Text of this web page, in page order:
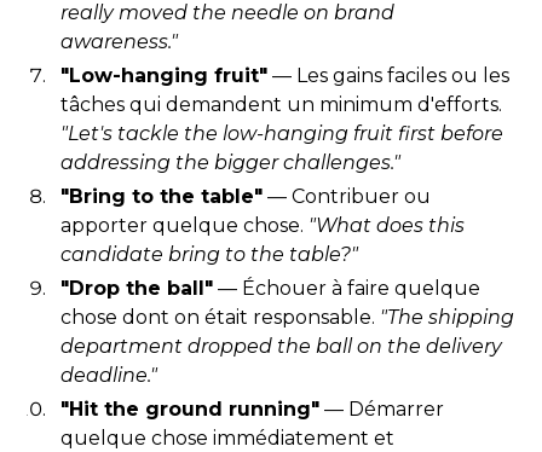
really moved the needle on brand
awareness."
"Low-hanging fruit" — Les gains faciles ou les
tâches qui demandent un minimum d'efforts.
"Let's tackle the low-hanging fruit first before
addressing the bigger challenges."
"Bring to the table" — Contribuer ou
apporter quelque chose. "What does this
candidate bring to the table?"
"Drop the ball" — Échouer à faire quelque
chose dont on était responsable. "The shipping
department dropped the ball on the delivery
deadline."
"Hit the ground running" — Démarrer
quelque chose immédiatement et